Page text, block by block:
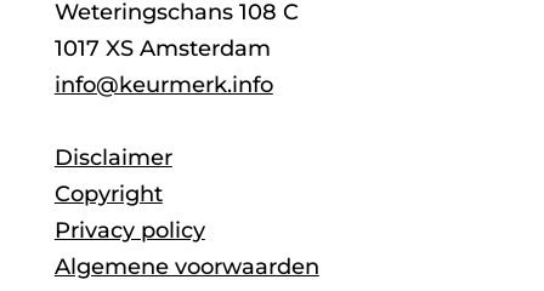
Weteringschans 108 C
1017 XS Amsterdam
info@keurmerk.info
Disclaimer
Copyright
Privacy policy
Algemene voorwaarden